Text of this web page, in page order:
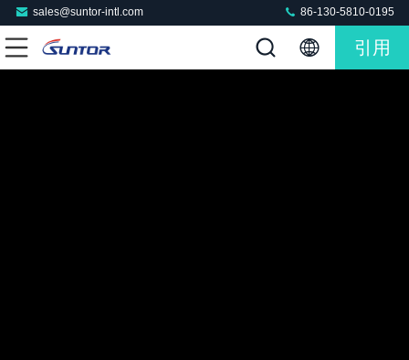
sales@suntor-intl.com 86-130-5810-0195
引用